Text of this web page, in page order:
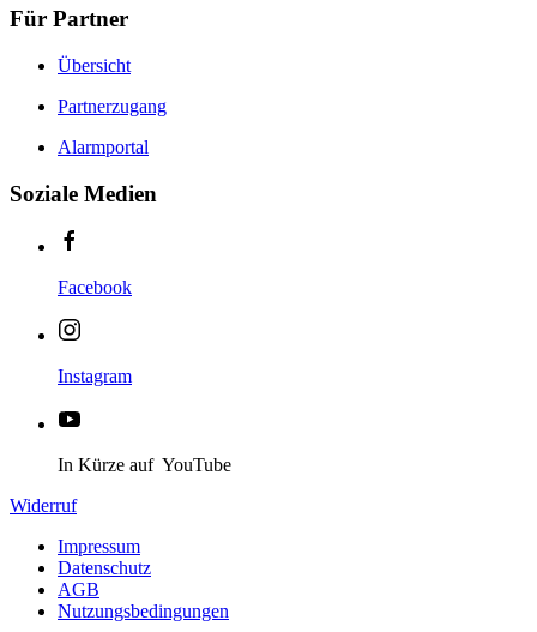
Für Partner
Übersicht
Partnerzugang
Alarmportal
Soziale Medien
Facebook
Instagram
In Kürze auf YouTube
Widerruf
Impressum
Datenschutz
AGB
Nutzungsbedingungen